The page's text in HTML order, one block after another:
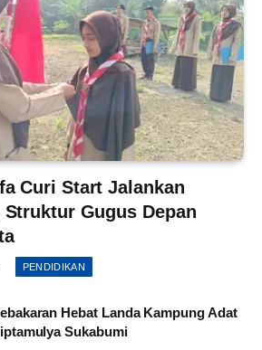
Curi Start Jalankan
Gugus Depan
PENDIDIKAN
Hebat Landa Kampung Adat
Sukabumi